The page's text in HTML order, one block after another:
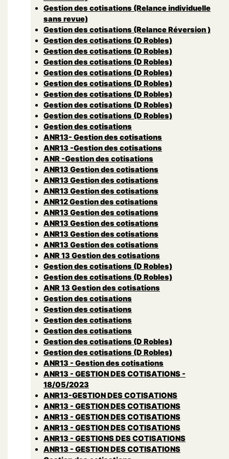
Gestion des cotisations (Relance individuelle
sans revue)
Gestion des cotisations (Relance Réversion )
Gestion des cotisations (D Robles)
Gestion des cotisations (D Robles)
Gestion des cotisations (D Robles)
Gestion des cotisations (D Robles)
Gestion des cotisations (D Robles)
Gestion des cotisations (D Robles)
Gestion des cotisations (D Robles)
Gestion des cotisations (D Robles)
Gestion des cotisations
ANR13- Gestion des cotisations
ANR13 -Gestion des cotisations
ANR -Gestion des cotisations
ANR13 Gestion des cotisations
ANR13 Gestion des cotisations
ANR13 Gestion des cotisations
ANR12 Gestion des cotisations
ANR13 Gestion des cotisations
ANR13 Gestion des cotisations
ANR13 Gestion des cotisations
ANR13 Gestion des cotisations
ANR 13 Gestion des cotisations
Gestion des cotisations (D Robles)
Gestion des cotisations (D Robles)
ANR 13 Gestion des cotisations
Gestion des cotisations
Gestion des cotisations
Gestion des cotisations
Gestion des cotisations
Gestion des cotisations (D Robles)
Gestion des cotisations (D Robles)
ANR13 - Gestion des cotisations
ANR13 - GESTION DES COTISATIONS -
18/05/2023
ANR13-GESTION DES COTISATIONS
ANR13 - GESTION DES COTISATIONS
ANR13 - GESTION DES COTISATIONS
ANR13 - GESTION DES COTISATIONS
ANR13 - GESTIONS DES COTISATIONS
ANR13 - GESTION DES COTISATIONS